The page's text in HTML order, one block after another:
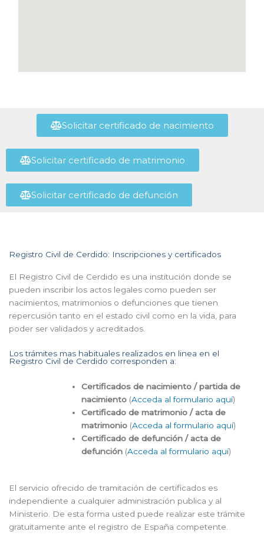
Solicitar certificado de nacimiento
Solicitar certificado de matrimonio
Solicitar certificado de defunción
Registro Civil de Cerdido: Inscripciones y certificados
El Registro Civil de Cerdido es una institución donde se
pueden inscribir los actos legales como pueden ser
nacimientos, matrimonios o defunciones que tienen
repercusión tanto en el estado civil como en la vida, para
poder ser validados y acreditados.
Los trámites mas habituales realizados en linea en el
Registro Civil de Cerdido corresponden a:
Certificados de nacimiento / partida de
nacimiento (Acceda al formulario aquí)
Certificado de matrimonio / acta de
matrimonio (Acceda al formulario aquí)
Certificado de defunción / acta de
defunción (Acceda al formulario aquí)
El servicio ofrecido de tramitación de certificados es
independiente a cualquier administración publica y al
Ministerio. De esta forma usted puede realizar este trámite
gratuitamente ante el registro de España competente.